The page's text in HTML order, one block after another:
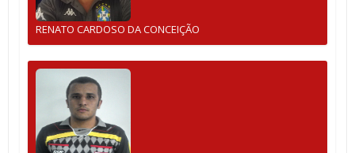
RENATO CARDOSO DA CONCEIÇÃO